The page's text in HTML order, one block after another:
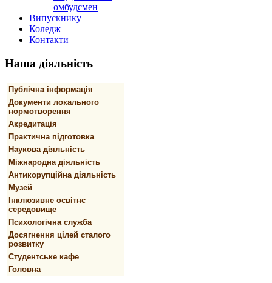
омбудсмен
Випускнику
Коледж
Контакти
Наша діяльність
Публічна інформація
Документи локального
нормотворення
Акредитація
Практична підготовка
Наукова діяльність
Міжнародна діяльність
Антикорупційна діяльність
Музей
Інклюзивне освітнє
середовище
Психологічна служба
Досягнення цілей сталого
розвитку
Студентське кафе
Головна